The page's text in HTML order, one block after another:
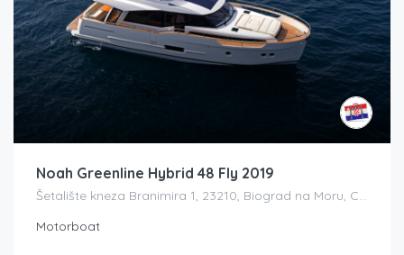
Noah Greenline Hybrid 48 Fly 2019
Šetalište kneza Branimira 1, 23210, Biograd na Moru, Croatia
Motorboat